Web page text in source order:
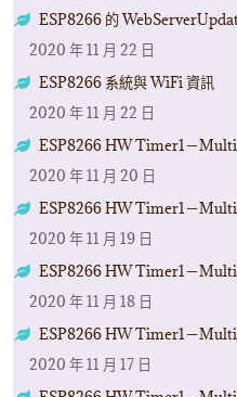
ESP8266 的
2020 年 11 月 22 日
ESP8266 系統與 WiFi 資訊
2020 年 11 月 22 日
ESP8266 HW Timer1－
2020 年 11 月 20 日
ESP8266 HW Timer1－
2020 年 11 月 19 日
ESP8266 HW Timer1－
2020 年 11 月 18 日
ESP8266 HW Timer1－
2020 年 11 月 17 日